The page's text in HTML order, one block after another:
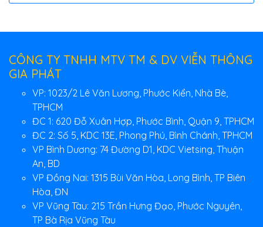
CÔNG TY TNHH MTV TM & DV VIỄN THÔNG
GIA PHÁT
VP: 1023/2 Lê Văn Lương, Phước Kiển, Nhà Bè,
TPHCM
ĐC 1: 620 Đỗ Xuân Hợp, Phước Bình, Quận 9, TPHCM
ĐC 2: Số 5, KDC 13E, Phong Phú, Bình Chánh, TPHCM
VP Bình Dương: 74 Đường D1, KDC Vietsing, Thuận
An, BD
VP Đồng Nai: 1315 Bùi Văn Hòa, Long Bình, TP Biên
Hòa, ĐN
VP Vũng Tàu: 215 Trần Hưng Đạo, Phước Nguyên,
TP Bà Rịa Vũng Tàu